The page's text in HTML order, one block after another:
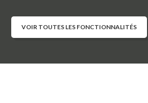
VOIR TOUTES LES FONCTIONNALITÉS
Configuration simple